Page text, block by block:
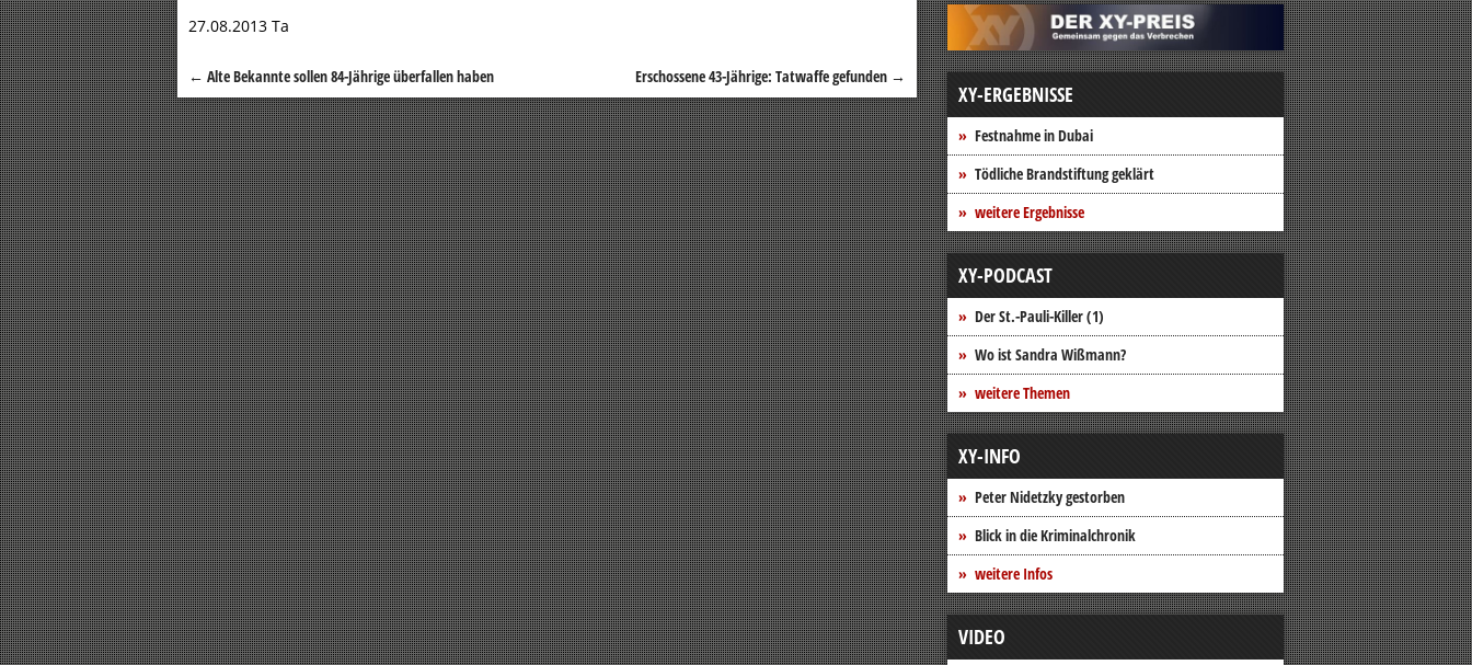
27.08.2013 Ta
Beitragsnavigation
← Alte Bekannte sollen 84-Jährige überfallen haben Erschossene 43-Jährige: Tatwaffe gefunden →
XY-ERGEBNISSE
Festnahme in Dubai
Tödliche Brandstiftung geklärt
weitere Ergebnisse
XY-PODCAST
Der St.-Pauli-Killer (1)
Wo ist Sandra Wißmann?
weitere Themen
XY-INFO
Peter Nidetzky gestorben
Blick in die Kriminalchronik
weitere Infos
VIDEO